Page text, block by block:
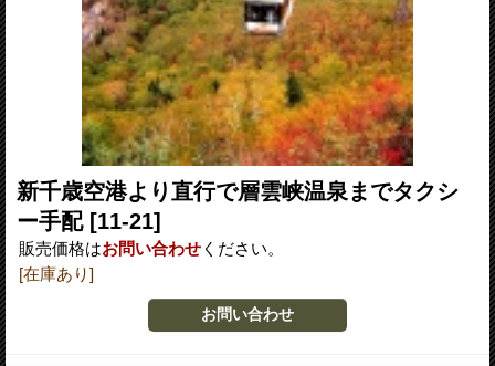
新千歳空港より直行で層雲峡温泉までタクシ
ー手配 [11-21]
販売価格はお問い合わせ ください。
[在庫あり]